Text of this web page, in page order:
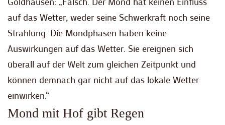
auf das Wetter, weder seine Schwerkraft noch seine
Strahlung. Die Mondphasen haben keine
Auswirkungen auf das Wetter. Sie ereignen sich
überall auf der Welt zum gleichen Zeitpunkt und
können demnach gar nicht auf das lokale Wetter
einwirken.“
Mond mit Hof gibt Regen